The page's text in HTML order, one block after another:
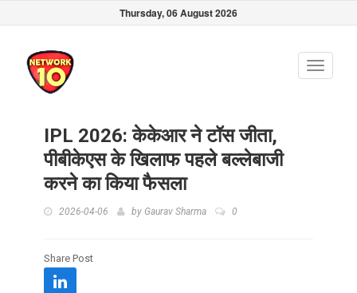
Thursday, 06 August 2026
Toggle
IPL 2026: केकेआर ने टॉस जीता,
पीबीकेएस के खिलाफ पहले बल्लेबाजी
करने का किया फैसला
2026-04-06 by Gaurav Sharma 0
Share Post